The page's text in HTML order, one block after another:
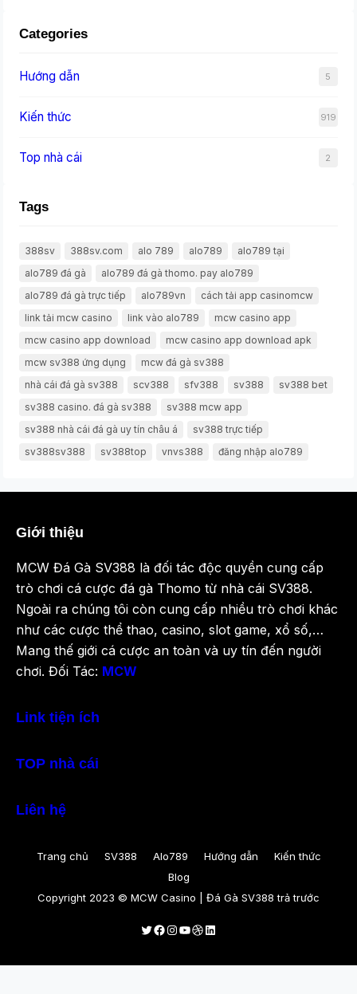
Categories
Hướng dẫn 5
Kiến thức 919
Top nhà cái 2
Tags
388sv 388sv.com alo 789 alo789
alo789 tại
alo789 đá gà
alo789 đá gà thomo. pay alo789
alo789 đá gà trực tiếp
alo789vn
cách tải app casinomcw
link tải mcw casino
link vào alo789
mcw casino app
mcw casino app download
mcw casino app download apk
mcw sv388 ứng dụng
mcw đá gà sv388
nhà cái đá gà sv388
scv388 sfv388 sv388
sv388 bet
sv388 casino. đá gà sv388
sv388 mcw app
sv388 nhà cái đá gà uy tín châu á
sv388 trực tiếp
sv388sv388
sv388top vnvs388 đăng nhập alo789
Giới thiệu
MCW Đá Gà SV388 là đối tác độc quyền cung cấp
trò chơi cá cược đá gà Thomo từ nhà cái SV388.
Ngoài ra chúng tôi còn cung cấp nhiều trò chơi khác
như các cược thể thao, casino, slot game, xổ số,…
Mang thế giới cá cược an toàn và uy tín đến người
chơi. Đối Tác: MCW
Link tiện ích
TOP nhà cái
Liên hệ
Trang chủ SV388 Alo789 Hướng dẫn
Kiến thức
Blog
Copyright 2023 © MCW Casino | Đá Gà SV388 trả trước
Twitter
Facebook
Instagram
Youtube
Dribbble
LinkedIn